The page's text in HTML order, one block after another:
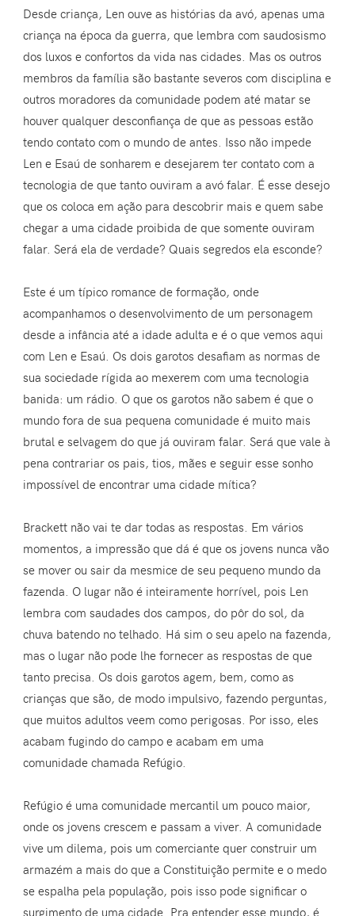
Desde criança, Len ouve as histórias da avó, apenas uma
criança na época da guerra, que lembra com saudosismo
dos luxos e confortos da vida nas cidades. Mas os outros
membros da família são bastante severos com disciplina e
outros moradores da comunidade podem até matar se
houver qualquer desconfiança de que as pessoas estão
tendo contato com o mundo de antes. Isso não impede
Len e Esaú de sonharem e desejarem ter contato com a
tecnologia de que tanto ouviram a avó falar. É esse desejo
que os coloca em ação para descobrir mais e quem sabe
chegar a uma cidade proibida de que somente ouviram
falar. Será ela de verdade? Quais segredos ela esconde?
Este é um típico romance de formação, onde
acompanhamos o desenvolvimento de um personagem
desde a infância até a idade adulta e é o que vemos aqui
com Len e Esaú. Os dois garotos desafiam as normas de
sua sociedade rígida ao mexerem com uma tecnologia
banida: um rádio. O que os garotos não sabem é que o
mundo fora de sua pequena comunidade é muito mais
brutal e selvagem do que já ouviram falar. Será que vale à
pena contrariar os pais, tios, mães e seguir esse sonho
impossível de encontrar uma cidade mítica?
Brackett não vai te dar todas as respostas. Em vários
momentos, a impressão que dá é que os jovens nunca vão
se mover ou sair da mesmice de seu pequeno mundo da
fazenda. O lugar não é inteiramente horrível, pois Len
lembra com saudades dos campos, do pôr do sol, da
chuva batendo no telhado. Há sim o seu apelo na fazenda,
mas o lugar não pode lhe fornecer as respostas de que
tanto precisa. Os dois garotos agem, bem, como as
crianças que são, de modo impulsivo, fazendo perguntas,
que muitos adultos veem como perigosas. Por isso, eles
acabam fugindo do campo e acabam em uma
comunidade chamada Refúgio.
Refúgio é uma comunidade mercantil um pouco maior,
onde os jovens crescem e passam a viver. A comunidade
vive um dilema, pois um comerciante quer construir um
armazém a mais do que a Constituição permite e o medo
se espalha pela população, pois isso pode significar o
surgimento de uma cidade. Pra entender esse mundo, é